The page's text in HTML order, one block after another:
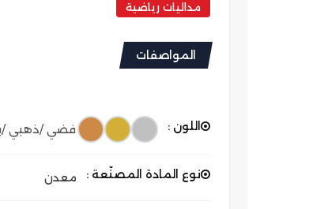
مداليات رياضية
المواصفات
اللون : فضي /ذهبي /
نوع المادة المصنّعة : معدن